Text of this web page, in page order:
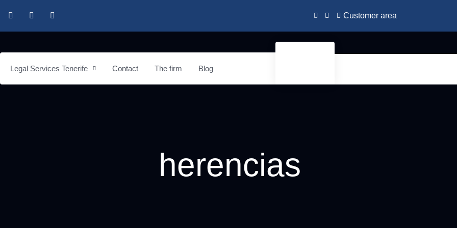
Customer area
Legal Services Tenerife Contact The firm Blog
herencias